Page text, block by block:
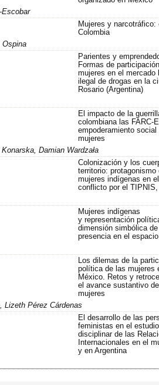
Escobar
Mujeres y narcotráfico:
Colombia
Ospina
Parientes y
Formas de
mujeres en el mercado
ilegal de drogas en la
Rosario (Argentina)
El impacto de la
colombiana las FARC-
empoderamiento social
mujeres
Damian Wardzała
Colonización y los
territorio: protagonismo
mujeres indígenas en el
conflicto por el
Mujeres indígenas
y representación
dimensión simbólica
presencia en el
Los dilemas de la
política de las mujeres
México. Retos y
el avance sustantivo
mujeres
Lizeth Pérez Cárdenas
El desarrollo de las
feministas en el estudio
disciplinar de las
Internacionales en el
y en Argentina